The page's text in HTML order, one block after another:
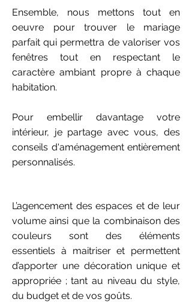
Ensemble, nous mettons tout en
oeuvre pour trouver le mariage
parfait qui permettra de valoriser vos
fenêtres tout en respectant le
caractère ambiant propre à chaque
habitation.
Pour embellir davantage votre
intérieur, je partage avec vous, des
conseils d'aménagement entièrement
personnalisés.
L’agencement des espaces et de leur
volume ainsi que la combinaison des
couleurs sont des éléments
essentiels à maitriser et permettent
d’apporter une décoration unique et
appropriée ; tant au niveau du style,
du budget et de vos goûts.